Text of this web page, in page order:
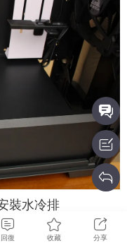
裝水冷排
回復 收藏 分享